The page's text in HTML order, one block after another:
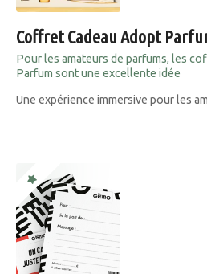
Coffret Cadeau Adopt
Pour les amateurs de parfums, les
Parfum sont une excellente idée
Une expérience immersive pour les